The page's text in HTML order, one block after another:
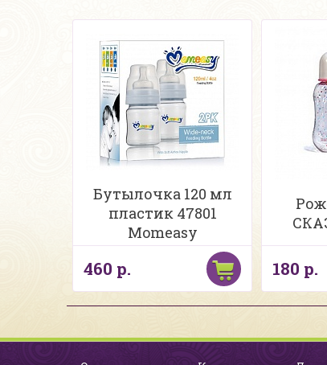
Бутылочка 120 мл
пластик 47801
Momeasy
460 р. 180 р.